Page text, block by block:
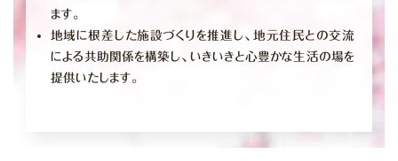
ます。
地域に根差した施設づくりを推進し、地元住民との交流
による共助関係を構築し、いきいきと心豊かな生活の場を
提供いたします。